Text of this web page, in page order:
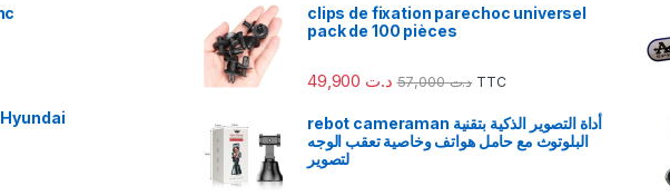
clips de fixation parechoc universel
pack de 100 pièces
د.ت د.ت57,000 TTC
rebot cameraman أداة التصوير الذكية بتقنية
البلوتوث مع حامل هواتف وخاصية تعقب الوجه
لتصوير